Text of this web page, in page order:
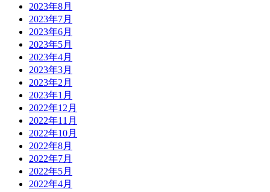
2023年8月
2023年7月
2023年6月
2023年5月
2023年4月
2023年3月
2023年2月
2023年1月
2022年12月
2022年11月
2022年10月
2022年8月
2022年7月
2022年5月
2022年4月